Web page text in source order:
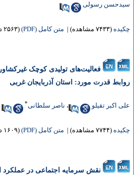
رسولی
(۷۴۳۳ مشاهده) | متن کامل (PDF) (۲۵۶۳ دریافت)
فعالیت‌های تولیدی کوچک
قدرت مورد: استان آذربایجان غربی
اکبر تقیلو ،ناصر سلطانی
(۷۷۴۴ مشاهده) | متن کامل (PDF) (۱۶۰۹ دریافت)
نقش سرمایه اجتماعی در عملکرد